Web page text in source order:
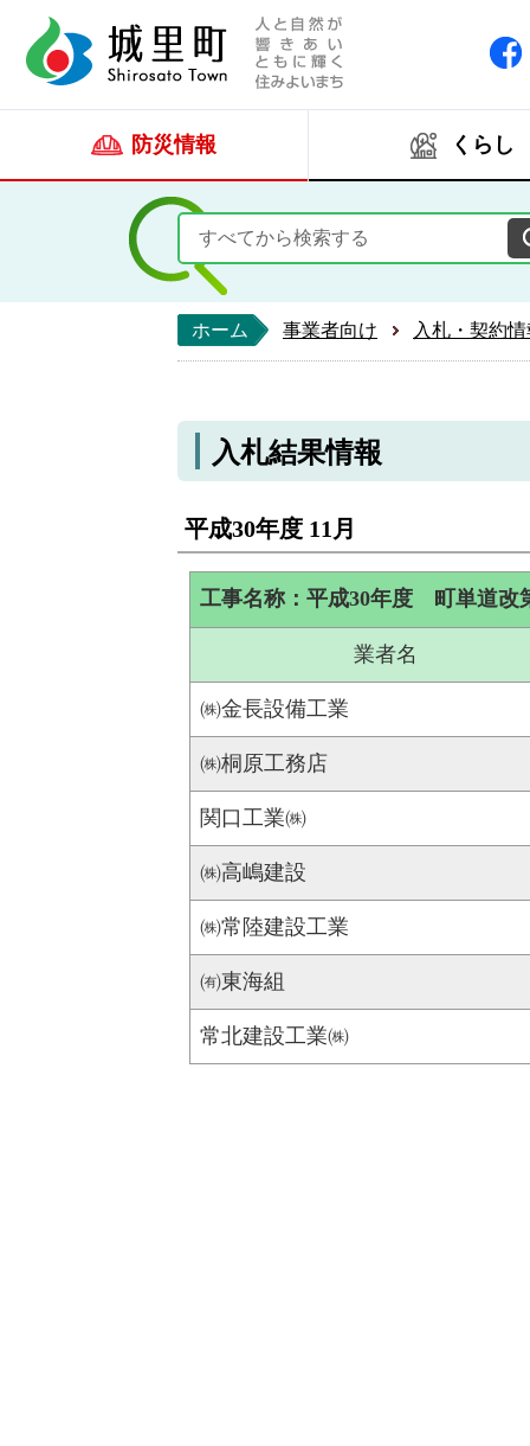
防災情報 くらし
ホーム 事業者向け 入札・契約
入札結果情報
平成30年度 11月
工事名称：平成30年度 町単道
業者名
㈱金長設備工業
㈱桐原工務店
関口工業㈱
㈱高嶋建設
㈱常陸建設工業
㈲東海組
常北建設工業㈱